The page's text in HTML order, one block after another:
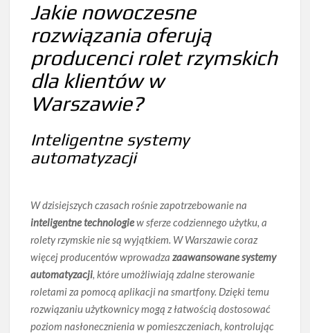
Jakie nowoczesne
rozwiązania oferują
producenci rolet rzymskich
dla klientów w
Warszawie?
Inteligentne systemy
automatyzacji
W dzisiejszych czasach rośnie zapotrzebowanie na
inteligentne technologiew sferze codziennego użytku, a
rolety rzymskie nie są wyjątkiem. W Warszawie coraz
więcej producentów wprowadzazaawansowane systemy
automatyzacji, które umożliwiają zdalne sterowanie
roletami za pomocą aplikacji na smartfony. Dzięki temu
rozwiązaniu użytkownicy mogą z łatwością dostosować
poziom nasłonecznienia w pomieszczeniach, kontrolując